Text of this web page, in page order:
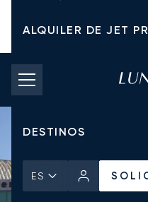
ALQUILER DE JET
TARIFAS DE CHÁRTER
JETS PRIVADOS
DESTINOS
ES